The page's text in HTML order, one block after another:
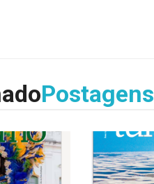
Postagens